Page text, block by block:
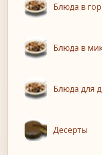
Блюда в
Блюда в
Блюда для
Десерты